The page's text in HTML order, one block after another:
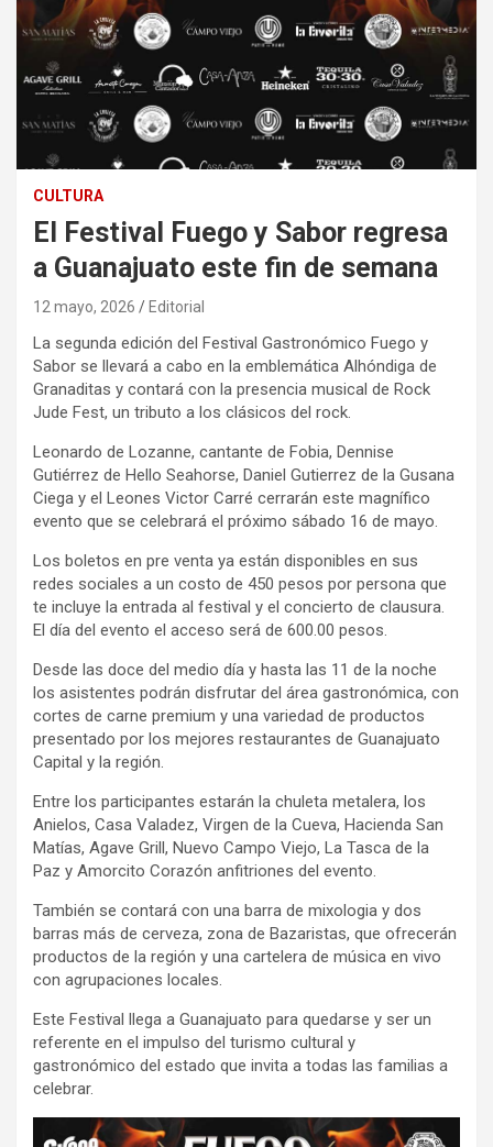
CULTURA
El Festival Fuego y Sabor regresa
a Guanajuato este fin de semana
12 mayo, 2026 Editorial
La segunda edición del Festival Gastronómico Fuego y
Sabor se llevará a cabo en la emblemática Alhóndiga de
Granaditas y contará con la presencia musical de Rock
Jude Fest, un tributo a los clásicos del rock.
Leonardo de Lozanne, cantante de Fobia, Dennise
Gutiérrez de Hello Seahorse, Daniel Gutierrez de la Gusana
Ciega y el Leones Victor Carré cerrarán este magnífico
evento que se celebrará el próximo sábado 16 de mayo.
Los boletos en pre venta ya están disponibles en sus
redes sociales a un costo de 450 pesos por persona que
te incluye la entrada al festival y el concierto de clausura.
El día del evento el acceso será de 600.00 pesos.
Desde las doce del medio día y hasta las 11 de la noche
los asistentes podrán disfrutar del área gastronómica, con
cortes de carne premium y una variedad de productos
presentado por los mejores restaurantes de Guanajuato
Capital y la región.
Entre los participantes estarán la chuleta metalera, los
Anielos, Casa Valadez, Virgen de la Cueva, Hacienda San
Matías, Agave Grill, Nuevo Campo Viejo, La Tasca de la
Paz y Amorcito Corazón anfitriones del evento.
También se contará con una barra de mixologia y dos
barras más de cerveza, zona de Bazaristas, que ofrecerán
productos de la región y una cartelera de música en vivo
con agrupaciones locales.
Este Festival llega a Guanajuato para quedarse y ser un
referente en el impulso del turismo cultural y
gastronómico del estado que invita a todas las familias a
celebrar.